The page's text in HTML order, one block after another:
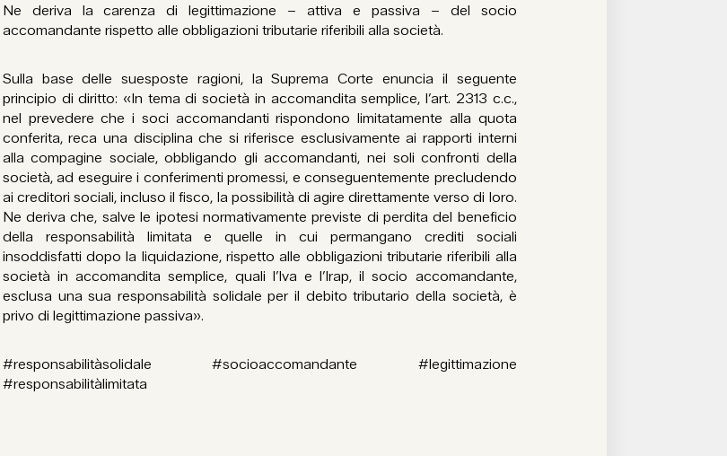
Ne deriva la carenza di legittimazione – attiva e passiva – del socio
accomandante rispetto alle obbligazioni tributarie riferibili alla società.
Sulla base delle suesposte ragioni, la Suprema Corte enuncia il seguente
principio di diritto: «In tema di società in accomandita semplice, l’art. 2313 c.c.,
nel prevedere che i soci accomandanti rispondono limitatamente alla quota
conferita, reca una disciplina che si riferisce esclusivamente ai rapporti interni
alla compagine sociale, obbligando gli accomandanti, nei soli confronti della
società, ad eseguire i conferimenti promessi, e conseguentemente precludendo
ai creditori sociali, incluso il fisco, la possibilità di agire direttamente verso di loro.
Ne deriva che, salve le ipotesi normativamente previste di perdita del beneficio
della responsabilità limitata e quelle in cui permangano crediti sociali
insoddisfatti dopo la liquidazione, rispetto alle obbligazioni tributarie riferibili alla
società in accomandita semplice, quali l’Iva e l’Irap, il socio accomandante,
esclusa una sua responsabilità solidale per il debito tributario della società, è
privo di legittimazione passiva».
#responsabilitàsolidale #socioaccomandante #legittimazione
#responsabilitàlimitata